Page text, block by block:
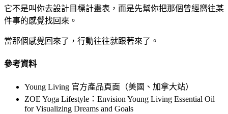
它不是叫你去設計目標計畫表，而是先幫你把那個曾經嚮往某
件事的感覺找回來。
當那個感覺回來了，行動往往就跟著來了。
參考資料
Young Living 官方產品頁面（美國、加拿大站）
ZOE Yoga Lifestyle：Envision Young Living Essential Oil
for Visualizing Dreams and Goals